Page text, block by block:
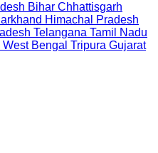
Bihar Chhattisgarh
Himachal Pradesh
Telangana Tamil Nadu
West Bengal Tripura Gujarat